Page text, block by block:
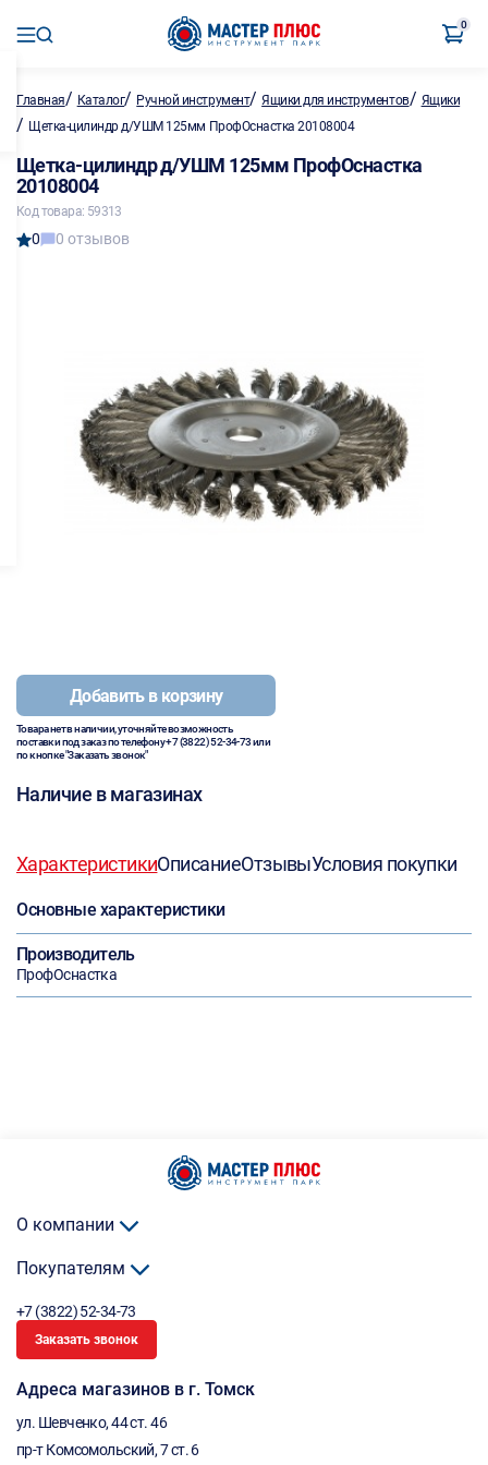
0
Главная/ Каталог/ Ручной инструмент/Ящики для инструментов/ Ящики
/ Щетка-цилиндр д/УШМ 125мм ПрофОснастка 20108004
Щетка-цилиндр д/УШМ 125мм ПрофОснастка
20108004
Код товара: 59313
0 0 отзывов
Добавить в корзину
Товара нет в наличии, уточняйте возможность
поставки под заказ по телефону+7 (3822) 52-34-73или
по кнопке "Заказать звонок"
Наличие в магазинах
ХарактеристикиОписаниеОтзывыУсловия покупки
Основные характеристики
Производитель
ПрофОснастка
О компании
Покупателям
+7 (3822) 52-34-73
Заказать звонок
Адреса магазинов в г. Томск
ул. Шевченко, 44 ст. 46
пр-т Комсомольский, 7 ст. 6